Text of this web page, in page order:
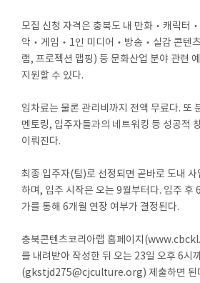
모집 신청 자격은 충북도 내 만화‧캐릭터
악‧게임‧1인 미디어‧방송‧실감 콘텐츠
램, 프로젝션 맵핑) 등 문화산업 분야 관련
지원할 수 있다.
임차료는 물론 관리비까지 전액 무료다. 또
멘토링, 입주자들과의 네트워킹 등 성공적
이뤄진다.
최종 입주자(팀)로 선정되면 곧바로 도내
하며, 입주 시작은 오는 9월부터다. 입주 후
가를 통해 6개월 연장 여부가 결정된다.
충북콘텐츠코리아랩 홈페이지
를 내려받아 작성한 뒤 오는 23일 오후 6시
(gkstjd275@cjculture.org) 제출하면 된